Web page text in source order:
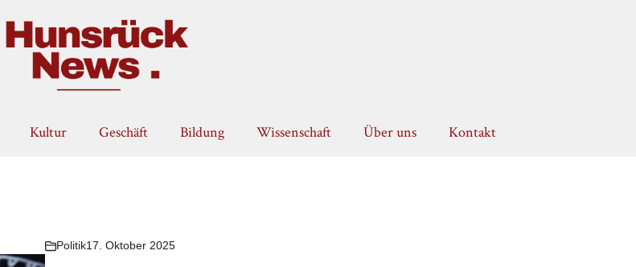
Kultur Geschäft Bildung Wissenschaft Über uns Kontakt
Politik17. Oktober 2025